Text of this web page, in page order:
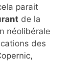
parait
de la
néolibérale
des